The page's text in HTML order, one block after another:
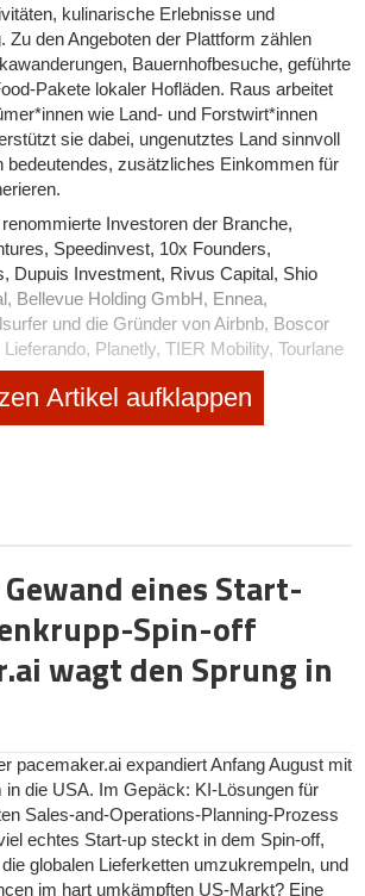
kulinarische Erlebnisse und
Zu den Angeboten der Plattform zählen
Bauernhofbesuche, geführte
Pakete lokaler Hofläden. Raus arbeitet
wie Land- und Forstwirt*innen
sie dabei, ungenutztes Land sinnvoll
bedeutendes, zusätzliches Einkommen für
Investoren der Branche,
Speedinvest, 10x Founders,
Dupuis Investment, Rivus Capital, Shio
Bellevue Holding GmbH, Ennea,
und die Gründer von Airbnb, Boscor
Planetly, TIER Mobility, Tourlane
hat Raus mehr als 8,5
zur Skalierung seiner einzigartigen
mit Raus zusammenzuarbeiten. Raus
Faktoren für eine erfolgreiche Zukunft:
das auf das wachstumsstarke
Naturerlebnisse abzielt, die Nutzung
Gründerteam”, sagt Ludger
und Managing Partner von ROCH
Grenzen Deutschlands hinweg
Artikel aufklappen
eines Start-
Spin-off
wagt den Sprung in
pacemaker.ai expandiert Anfang August mit
in die USA. Im Gepäck: KI-Lösungen für
Sales-and-Operations-Planning-Prozess
echtes Start-up steckt in dem Spin-off,
globalen Lieferketten umzukrempeln, und
im hart umkämpften US-Markt? Eine